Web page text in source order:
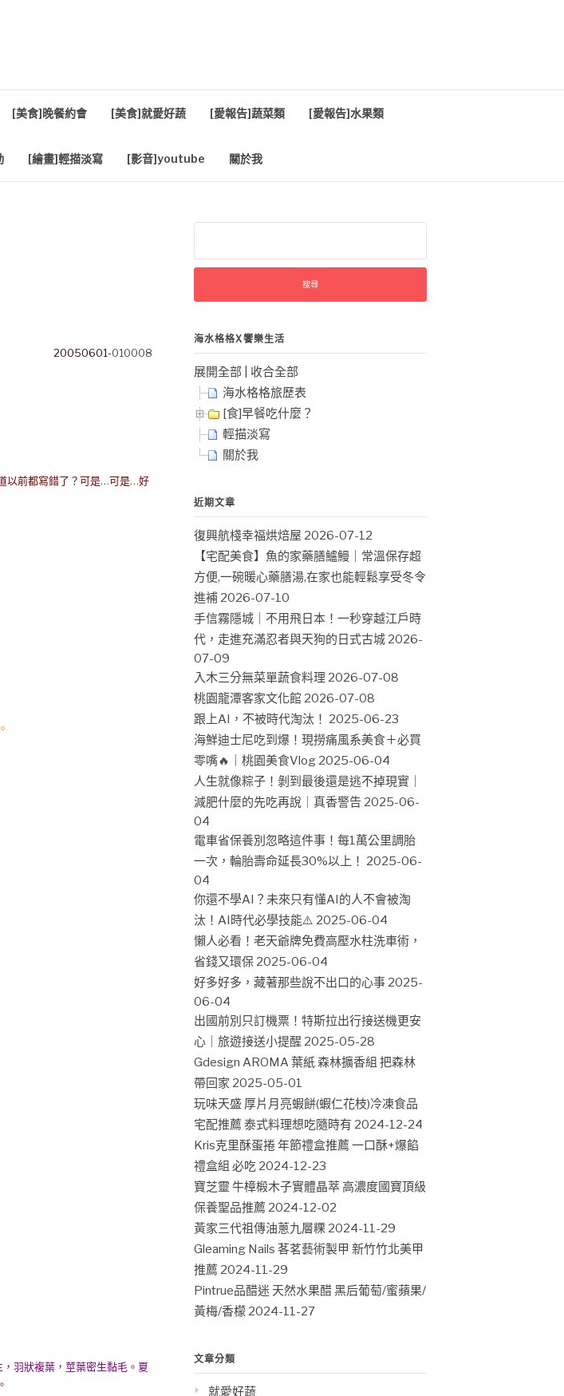
[美食]晚餐約會 [美食]就愛好蔬 [愛報告]蔬菜類 [愛報告]水果類
[繪畫]輕描淡寫 [影音]youtube 關於我
20050601-010008
以前都寫錯了？可是…可是…好
羽狀複葉，莖葉密生黏毛。夏
關
字:
海水格格X饗樂生活
展開全部
收合全部
海水格格旅歷表
[食]早餐吃什麼？
輕描淡寫
關於我
近期文章
復興航棧幸福烘焙屋 2026-07-12
【宅配美食】魚的家藥膳鱸鰻｜常溫保存超
方便,一碗暖心藥膳湯,在家也能輕鬆享受冬令
進補 2026-07-10
手信霧隱城｜不用飛日本！一秒穿越江戶時
代，走進充滿忍者與天狗的日式古城 2026-
07-09
入木三分無菜單蔬食料理 2026-07-08
桃園龍潭客家文化館 2026-07-08
跟上AI，不被時代淘汰！ 2025-06-23
海鮮迪士尼吃到爆！現撈痛風系美食＋必買
零嘴🔥｜桃園美食Vlog 2025-06-04
人生就像粽子！剝到最後還是逃不掉現實｜
減肥什麼的先吃再說｜真香警告 2025-06-
04
電車省保養別忽略這件事！每1萬公里調胎
一次，輪胎壽命延長30%以上！ 2025-06-
04
你還不學AI？未來只有懂AI的人不會被淘
汰！AI時代必學技能⚠️ 2025-06-04
懶人必看！老天爺牌免費高壓水柱洗車術，
省錢又環保 2025-06-04
好多好多，藏著那些說不出口的心事 2025-
06-04
出國前別只訂機票！特斯拉出行接送機更安
心｜旅遊接送小提醒 2025-05-28
Gdesign AROMA 葉紙 森林擴香組 把森林
帶回家 2025-05-01
玩味天盛 厚片月亮蝦餅(蝦仁花枝)冷凍食品
宅配推薦 泰式料理想吃隨時有 2024-12-24
Kris克里酥蛋捲 年節禮盒推薦 一口酥+爆餡
禮盒組 必吃 2024-12-23
寶芝靈 牛樟椴木子實體晶萃 高濃度國寶頂級
保養聖品推薦 2024-12-02
黃家三代祖傳油蔥九層粿 2024-11-29
Gleaming Nails 茖茗藝術製甲 新竹竹北美甲
推薦 2024-11-29
Pintrue品醋迷 天然水果醋 黑后葡萄/蜜蘋果/
黃梅/香檬 2024-11-27
文章分類
就愛好蔬